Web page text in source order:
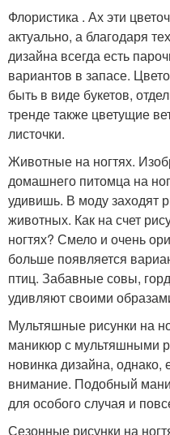
Флористика . Ах эти
актуально, а благодаря
дизайна всегда есть
вариантов в запасе.
быть в виде букетов,
тренде также цветущие
листочки.
Животные на ногтях.
домашнего питомца на
удивишь. В моду заходят
животных. Как на счет
ногтях? Смело и очень
больше появляется
птиц. Забавные совы,
удивляют своими
Мультяшные рисунки на
маникюр с мультяшными
новинка дизайна, однако,
внимание. Подобный
для особого случая и
Сезонные рисунки на